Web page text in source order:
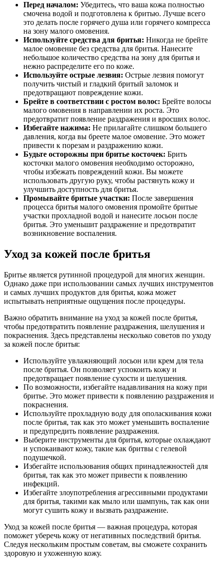
Перед началом: Убедитесь, что ваша кожа полностью
смочена водой и подготовлена к бритью. Лучше всего
это делать после горячего душа или горячего компресса
на зону малого омовения.
Используйте средства для бритья: Никогда не брейте
малое омовение без средства для бритья. Нанесите
небольшое количество средства на зону для бритья и
нежно распределите его по коже.
Используйте острые лезвия: Острые лезвия помогут
получить чистый и гладкий бритый заломок и
предотвращают повреждение кожи.
Брейте в соответствии с ростом волос: Брейте волосы
малого омовения в направлении их роста. Это
предотвратит появление раздражения и вросших волос.
Избегайте нажима: Не прилагайте слишком большего
давления, когда вы бреете малое омовение. Это может
привести к порезам и раздражению кожи.
Будьте осторожны при бритье косточек: Брить
косточки малого омовения необходимо осторожно,
чтобы избежать повреждений кожи. Вы можете
использовать другую руку, чтобы растянуть кожу и
улучшить доступность для бритья.
Промывайте бритые участки: После завершения
процесса бритья малого омовения промойте бритые
участки прохладной водой и нанесите лосьон после
бритья. Это уменьшит раздражение и предотвратит
возникновение воспаления.
Уход за кожей после бритья
Бритье является рутинной процедурой для многих женщин.
Однако даже при использовании самых лучших инструментов
и самых лучших продуктов для бритья, кожа может
испытывать неприятные ощущения после процедуры.
Важно обратить внимание на уход за кожей после бритья,
чтобы предотвратить появление раздражения, шелушения и
покраснения. Здесь представлены несколько советов по уходу
за кожей после бритья:
Используйте увлажняющий лосьон или крем для тела
после бритья. Он позволяет успокоить кожу и
предотвращает появление сухости и шелушения.
По возможности, избегайте надавливания на кожу при
бритье. Это может привести к появлению раздражения и
покраснения.
Используйте прохладную воду для ополаскивания кожи
после бритья, так как это может уменьшить воспаление
и предупредить появление раздражения.
Выберите инструменты для бритья, которые охлаждают
и успокаивают кожу, такие как бритвы с гелевой
подушечкой.
Избегайте использования общих принадлежностей для
бритья, так как это может привести к появлению
инфекций.
Избегайте злоупотребления агрессивными продуктами
для бритья, такими как мыло или шампунь, так как они
могут сушить кожу и вызвать раздражение.
Уход за кожей после бритья — важная процедура, которая
поможет уберечь кожу от негативных последствий бритья.
Следуя нескольким простым советам, вы сможете сохранить
здоровую и ухоженную кожу.